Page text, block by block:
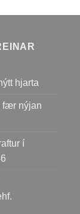
hjarta
fær nýjan
í